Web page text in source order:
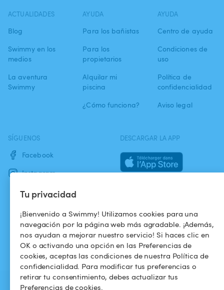
Tu privacidad
¡Bienvenido a Swimmy! Utilizamos cookies para una
navegación por la página web más agradable. ¡Además,
nos ayudan a mejorar nuestro servicio! Si haces clic en
OK o activando una opción en las Preferencias de
cookies, aceptas las condiciones de nuestra Política de
confidencialidad. Para modificar tus preferencias o
retirar tu consentimiento, debes actualizar tus
Preferencias de cookies.
ACTUALIDADES
Blog
Swimmy en los
medios
La aventura
Swimmy
AYUDA
Para los bañistas
Para los
propietarios
Alquilar mi
piscina
¿Cómo funciona?
AYUDA
Centro de ayuda
Condiciones de
uso
Política de
confidencialidad
Aviso legal
SÍGUENOS
Facebook
Instagram
DESCARGAR LA APP